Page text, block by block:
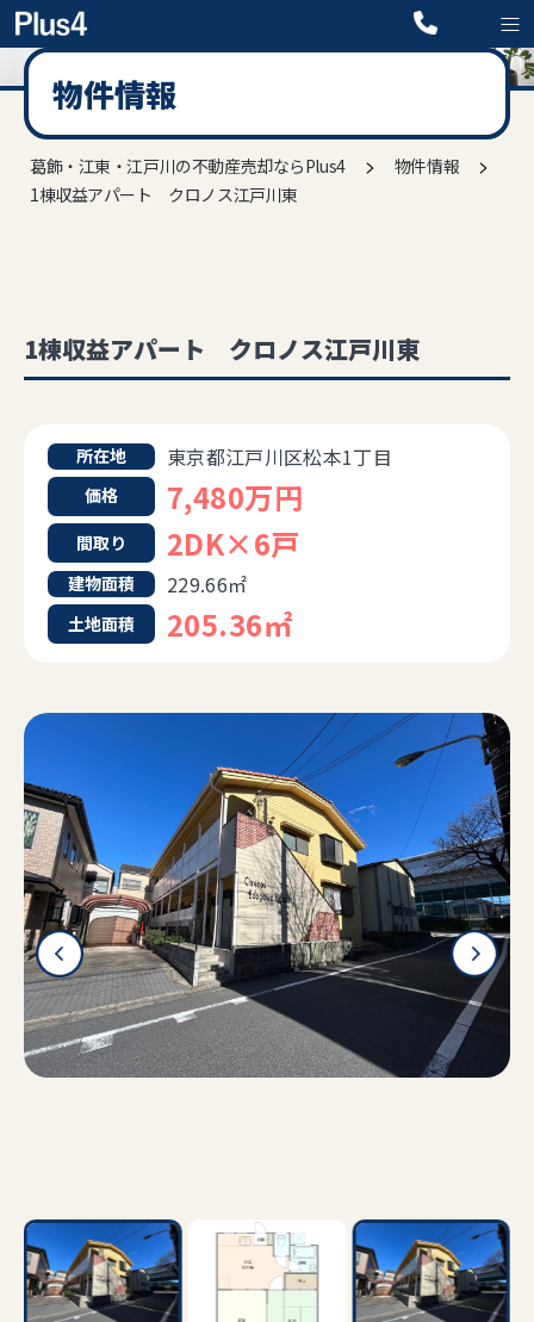
物件情報
葛飾・江東・江戸川の不動産売却ならPlus4> 物件情報 >
1棟収益アパート クロノス江戸川東
1棟収益アパート クロノス江戸川東
所在地 東京都江戸川区松本1丁目
価格 7,480万円
間取り 2DK×6戸
建物面積 229.66㎡
土地面積 205.36㎡